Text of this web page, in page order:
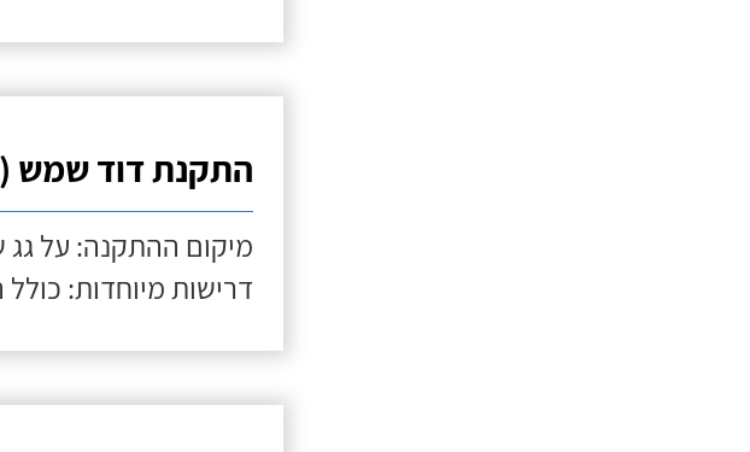
התקנת דוד שמש (ללא
מיקום ההתקנה: על גג
דרישות מיוחדות: